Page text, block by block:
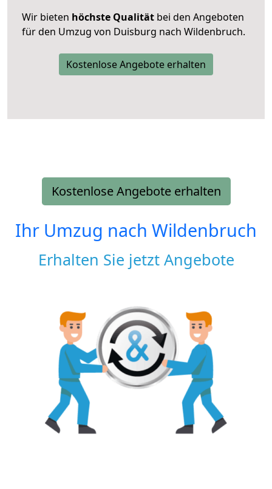
Wir bieten höchste Qualität bei den Angeboten
für den Umzug von Duisburg nach Wildenbruch.
Kostenlose Angebote erhalten
Kostenlose Angebote erhalten
Ihr Umzug nach Wildenbruch
Erhalten Sie jetzt Angebote